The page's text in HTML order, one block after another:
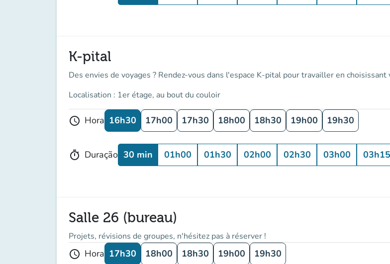
K-pital
Des envies de voyages ? Rendez-vous dans l'espace K-pital pour travailler en
Localisation : 1er étage, au bout du couloir
schedule Hora 16h30 17h00 17h30 18h00 18h30 19h00 19h30
timer Duração 30 min 01h00 01h30 02h00 02h30 03h00 03h15
Salle 26 (bureau)
Projets, révisions de groupes, n'hésitez pas à réserver !
schedule Hora 17h30 18h00 18h30 19h00 19h30